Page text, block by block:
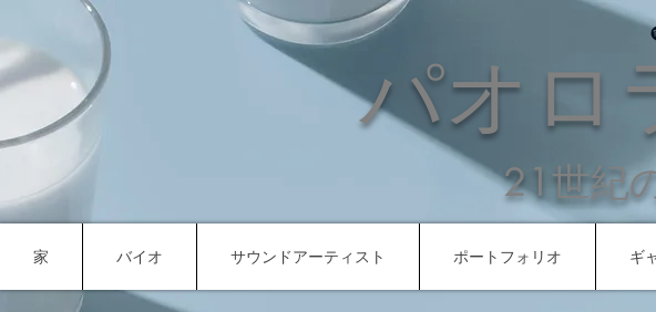
パオロ
21世紀
家 バイオ サウンドアーティスト ポートフォリオ ギ